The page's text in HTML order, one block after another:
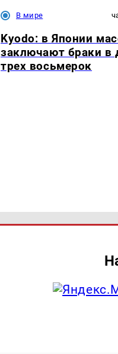
В мире
Kyodo: в Японии
заключают браки в
трех восьмерок